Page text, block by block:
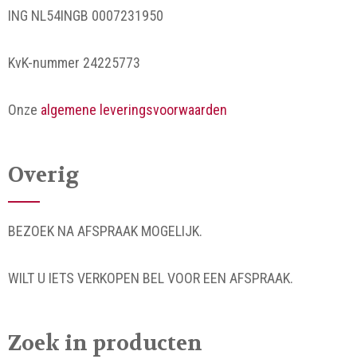
ING NL54INGB 0007231950
KvK-nummer 24225773
Onze algemene leveringsvoorwaarden
Overig
BEZOEK NA AFSPRAAK MOGELIJK.
WILT U IETS VERKOPEN BEL VOOR EEN AFSPRAAK.
Zoek in producten